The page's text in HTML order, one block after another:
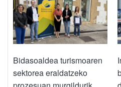
Bidasoaldea turismoaren
sektorea eraldatzeko